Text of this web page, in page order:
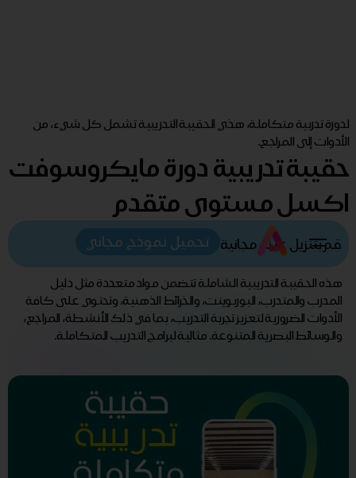
لدورة تدربية متكاملة، هذي الحقيبة التدريبية تشمل كل شيء، من
الأدوات إلى المراجع.
حقيبة تدريبية دورة مايكروسوفت
اكسل مستوى متقدم
قم بتنزيل عينة مجانية تحميل نموذج مجاني
هذه الحقيبة التدريبية الشاملة تتضمن مواد متعددة مثل دليل
المدرب والمتدرب، البوربوينت، والخرائط الذهنية، وتحتوي على كافة
الأدوات الضرورية لتعزيز تجربة التدريب، بما في ذلك الأنشطة، المراجع،
والوسائط البصرية المتنوعة. مثالية لبرامج التدريب المتكاملة.